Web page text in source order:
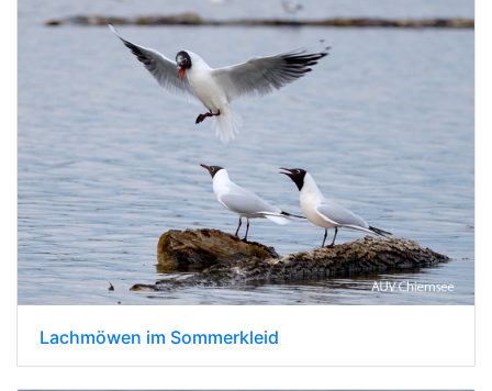
Lachmöwen im Sommerkleid